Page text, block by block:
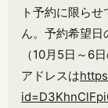
ト予約に限ら
ん。予約希望日
（10月5日～6
アドレスは